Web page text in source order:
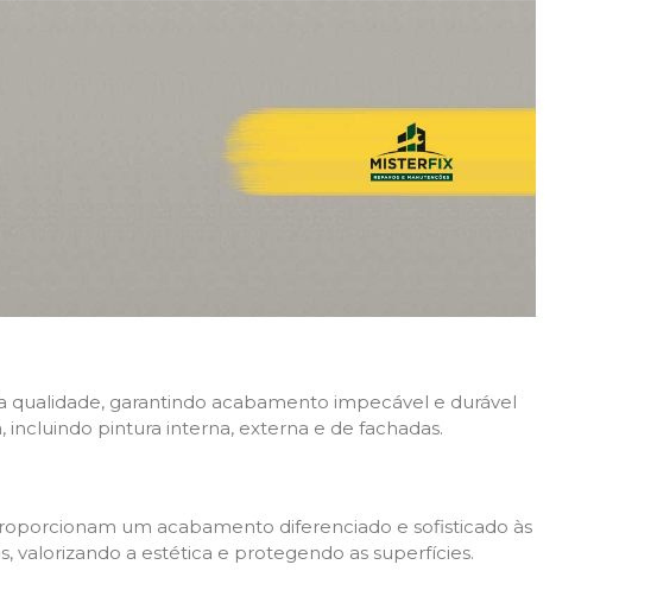
qualidade, garantindo acabamento impecável e durável
pintura interna, externa e de fachadas.
um acabamento diferenciado e sofisticado às
valorizando a estética e protegendo as superfícies.